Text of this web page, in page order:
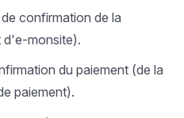
confirmation de la
d'e-monsite).
du paiement (de la
paiement).